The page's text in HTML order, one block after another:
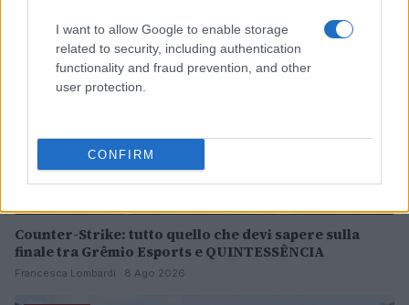
I want to allow Google to enable storage
related to security, including authentication
functionality and fraud prevention, and other
user protection.
CONFIRM
Counter-Strike: tutto quello che devi sapere sulla
finale tra Grêmio Esports e QUINTESSÊNCIA
Francesca Lombardi · 8 Ago 2026